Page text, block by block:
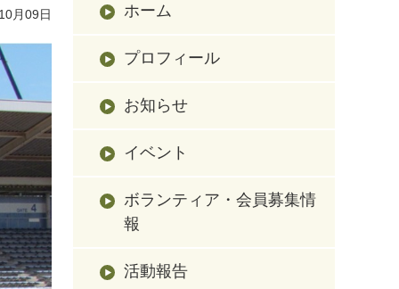
月09日 ホーム
プロフィール
お知らせ
イベント
ボランティア・会員募集情
報
活動報告